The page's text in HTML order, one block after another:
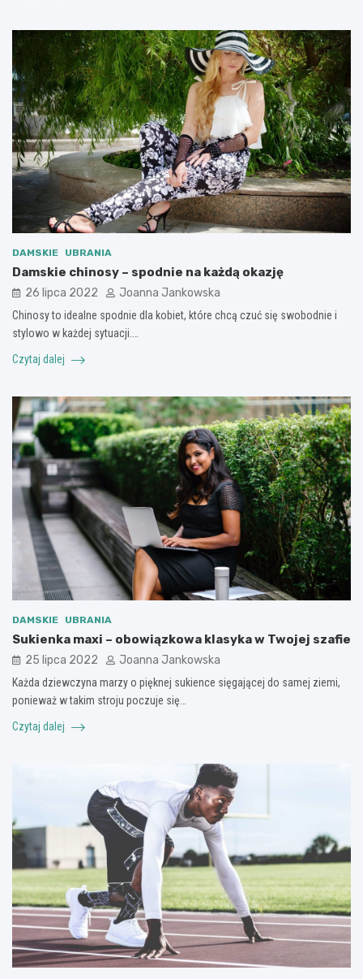
DAMSKIE UBRANIA
Damskie chinosy – spodnie na każdą okazję
26 lipca 2022 Joanna Jankowska
Chinosy to idealne spodnie dla kobiet, które chcą czuć się swobodnie i
stylowo w każdej sytuacji.…
Czytaj dalej
DAMSKIE UBRANIA
Sukienka maxi – obowiązkowa klasyka w Twojej szafie
25 lipca 2022 Joanna Jankowska
Każda dziewczyna marzy o pięknej sukience sięgającej do samej ziemi,
ponieważ w takim stroju poczuje się…
Czytaj dalej